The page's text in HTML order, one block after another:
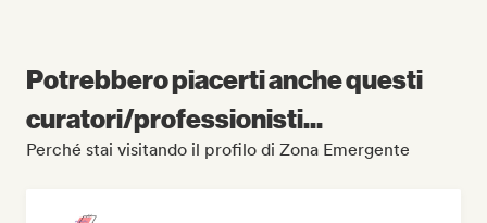
Potrebbero piacerti anche questi
curatori/professionisti...
Perché stai visitando il profilo di Zona Emergente